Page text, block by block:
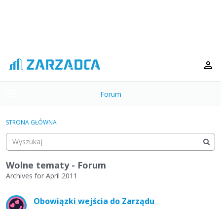
o
g
e
m
e
n
Forum
Kategorie
Dyskusje
Aktywność
STRONA GŁÓWNA
Wolne tematy - Forum
Archives for April 2011
i
Obowiązki wejścia do Zarządu